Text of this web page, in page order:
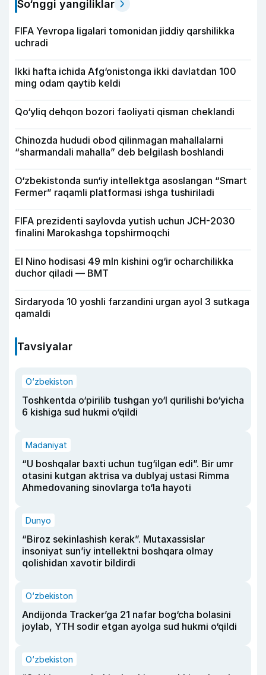
So‘nggi yangiliklar
FIFA Yevropa ligalari tomonidan jiddiy qarshilikka
uchradi
Ikki hafta ichida Afg‘onistonga ikki davlatdan 100
ming odam qaytib keldi
Qo‘yliq dehqon bozori faoliyati qisman cheklandi
Chinozda hududi obod qilinmagan mahallalarni
“sharmandali mahalla” deb belgilash boshlandi
O‘zbekistonda sun‘iy intellektga asoslangan “Smart
Fermer” raqamli platformasi ishga tushiriladi
FIFA prezidenti saylovda yutish uchun JCH-2030
finalini Marokashga topshirmoqchi
El Nino hodisasi 49 mln kishini og‘ir ocharchilikka
duchor qiladi — BMT
Sirdaryoda 10 yoshli farzandini urgan ayol 3 sutkaga
qamaldi
Tavsiyalar
O‘zbekiston
Toshkentda o‘pirilib tushgan yo‘l qurilishi bo‘yicha
6 kishiga sud hukmi o‘qildi
Madaniyat
“U boshqalar baxti uchun tug‘ilgan edi”. Bir umr
otasini kutgan aktrisa va dublyaj ustasi Rimma
Ahmedovaning sinovlarga to‘la hayoti
Dunyo
“Biroz sekinlashish kerak”. Mutaxassislar
insoniyat sun’iy intellektni boshqara olmay
qolishidan xavotir bildirdi
O‘zbekiston
Andijonda Tracker’ga 21 nafar bog‘cha bolasini
joylab, YTH sodir etgan ayolga sud hukmi o‘qildi
O‘zbekiston